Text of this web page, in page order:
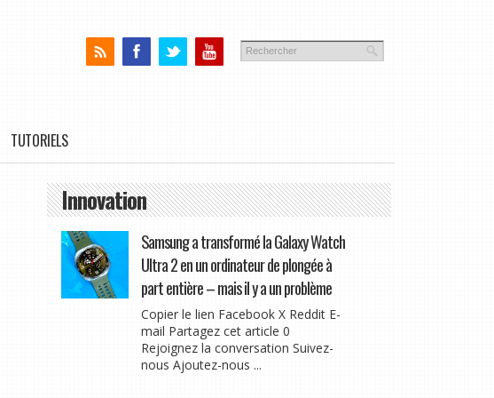
TUTORIELS
Innovation
Samsung a transformé la Galaxy Watch
Ultra 2 en un ordinateur de plongée à
part entière – mais il y a un problème
Copier le lien Facebook X Reddit E-
mail Partagez cet article 0
Rejoignez la conversation Suivez-
nous Ajoutez-nous ...